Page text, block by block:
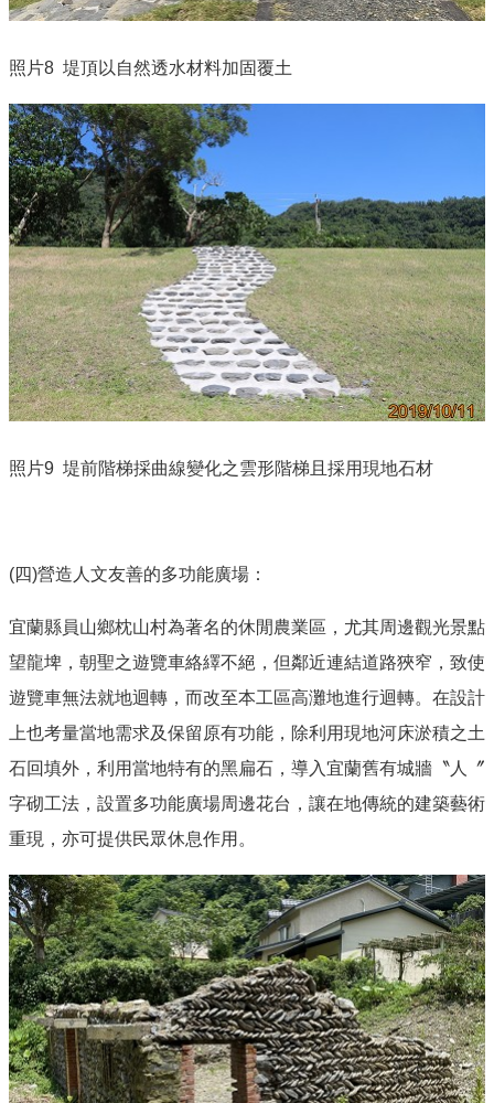
照片8 堤頂以自然透水材料加固覆土
照片9 堤前階梯採曲線變化之雲形階梯且採用現地石材
(四)營造人文友善的多功能廣場：
宜蘭縣員山鄉枕山村為著名的休閒農業區，尤其周邊觀光景點
望龍埤，朝聖之遊覽車絡繹不絕，但鄰近連結道路狹窄，致使
遊覽車無法就地迴轉，而改至本工區高灘地進行迴轉。在設計
上也考量當地需求及保留原有功能，除利用現地河床淤積之土
石回填外，利用當地特有的黑扁石，導入宜蘭舊有城牆〝人〞
字砌工法，設置多功能廣場周邊花台，讓在地傳統的建築藝術
重現，亦可提供民眾休息作用。